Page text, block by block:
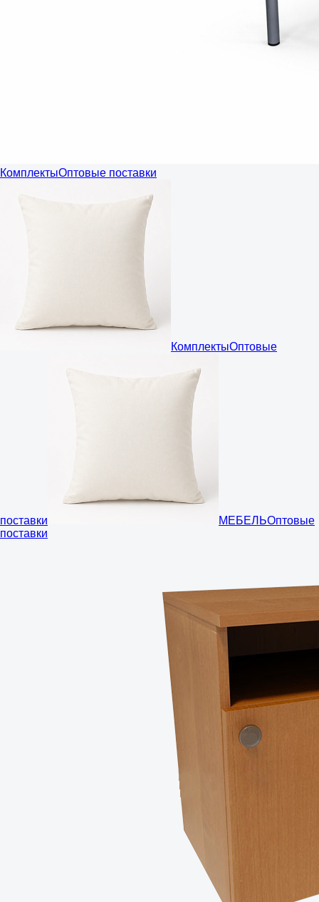
КомплектыОптовые поставки
КомплектыОптовые
поставки МЕБЕЛЬОптовые
поставки